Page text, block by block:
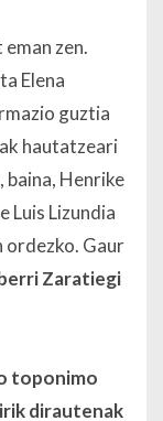
zen.
Elena
guztia
hautatzeari
baina, Henrike
Luis Lizundia
ordezko. Gaur
Zaratiegi
toponimo
dirautenak